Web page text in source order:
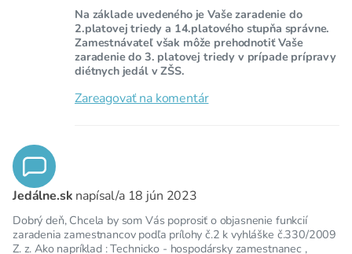
Na základe uvedeného je Vaše zaradenie do
2.platovej triedy a 14.platového stupňa správne.
Zamestnávateľ však môže prehodnotiť Vaše
zaradenie do 3. platovej triedy v prípade prípravy
diétnych jedál v ZŠS.
Zareagovať na komentár
Jedálne.sk napísal/a 18 jún 2023
Dobrý deň, Chcela by som Vás poprosiť o objasnenie funkcií
zaradenia zamestnancov podľa prílohy č.2 k vyhláške č.330/2009
Z. z. Ako napríklad : Technicko - hospodársky zamestnanec ,